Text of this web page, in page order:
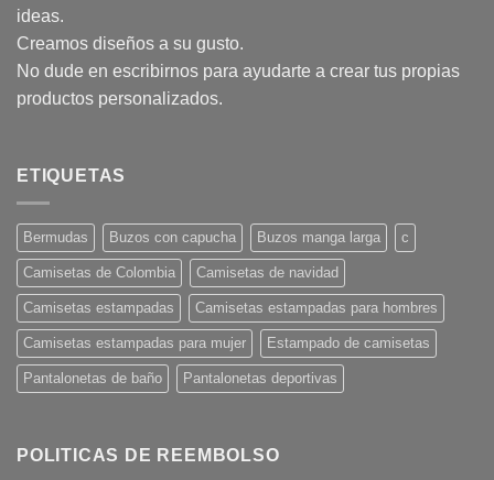
pueden
en
la
ideas.
Creamos diseños a su gusto.
No dude en escribirnos para ayudarte a crear tus propias
productos personalizados.
ETIQUETAS
Bermudas Buzos con capucha Buzos manga larga c
Camisetas de Colombia Camisetas de navidad
Camisetas estampadas Camisetas estampadas para hombres
Camisetas estampadas para mujer Estampado de camisetas
Pantalonetas de baño Pantalonetas deportivas
POLITICAS DE REEMBOLSO